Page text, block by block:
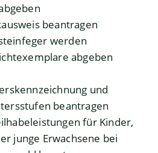
beantragen
werden
abgeben
und
beantragen
für Kinder,
junge Erwachsene bei